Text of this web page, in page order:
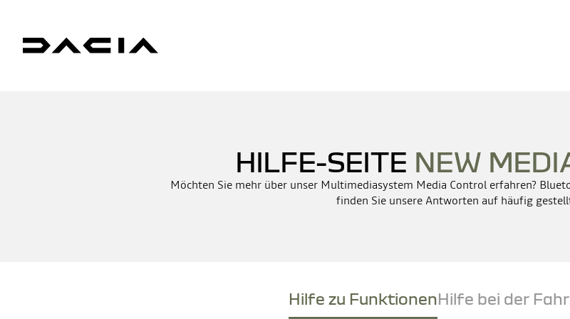
HILFE-SEITE NEW
Möchten Sie mehr über unser Multimediasystem Media Control erfahren?
finden Sie unsere Antworten auf häufig
Hilfe zu FunktionenHilfe bei der